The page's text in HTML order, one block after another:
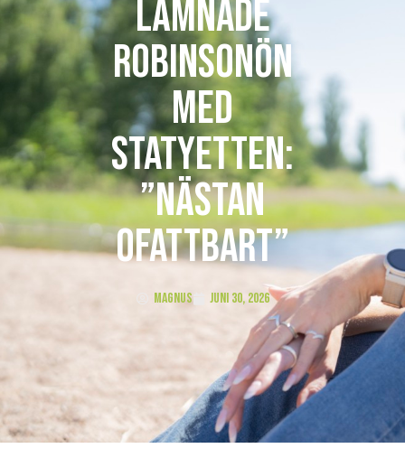
lämnade
Robinsonön
med
statyetten:
”Nästan
ofattbart”
Magnus juni 30, 2026